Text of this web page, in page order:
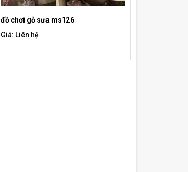
đồ chơi gỗ sưa ms126
Giá: Liên hệ